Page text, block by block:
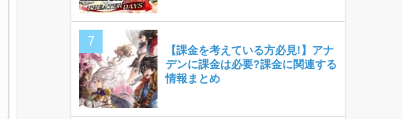
【課金を考えている方必見!】アナ
デンに課金は必要?課金に関連する
情報まとめ